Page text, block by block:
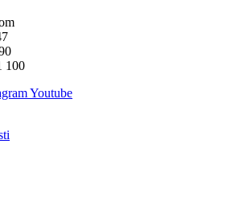
100
Youtube